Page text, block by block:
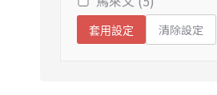
套用設定 清除設定